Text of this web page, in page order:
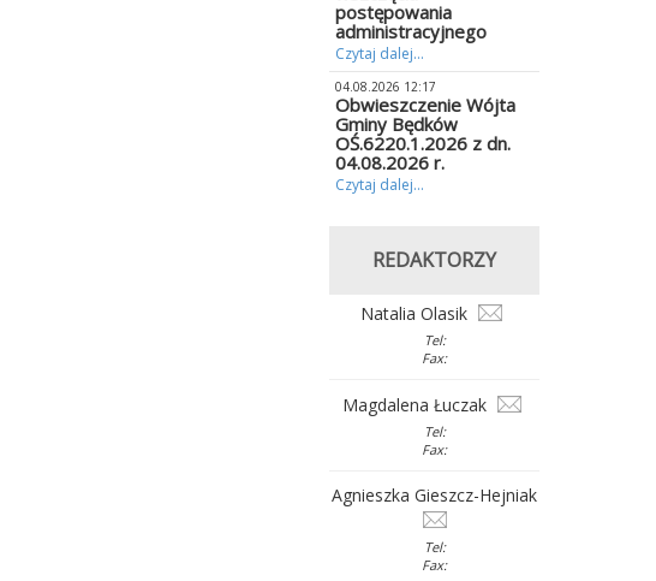
postępowania
administracyjnego
Czytaj dalej...
04.08.2026 12:17
Obwieszczenie Wójta
Gminy Będków
OŚ.6220.1.2026 z dn.
04.08.2026 r.
Czytaj dalej...
REDAKTORZY
Natalia Olasik
Tel:
Fax:
Magdalena Łuczak
Tel:
Fax:
Agnieszka Gieszcz-Hejniak
Tel:
Fax: